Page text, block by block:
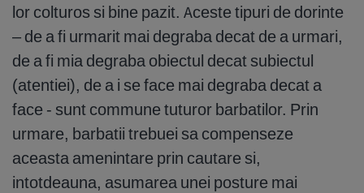
lor colturos si bine pazit. Aceste tipuri de dorinte
– de a fi urmarit mai degraba decat de a urmari,
de a fi mia degraba obiectul decat subiectul
(atentiei), de a i se face mai degraba decat a
face - sunt commune tuturor barbatilor. Prin
urmare, barbatii trebuei sa compenseze
aceasta amenintare prin cautare si,
intotdeauna, asumarea unei posture mai